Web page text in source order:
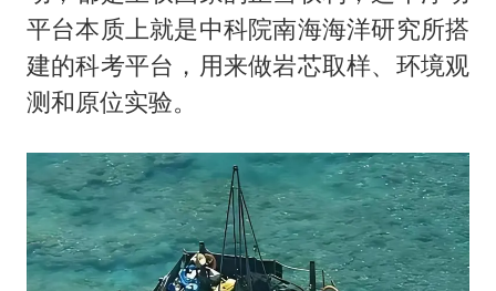
平台本质上就是中科院南海海洋研究所搭
建的科考平台，用来做岩芯取样、环境观
测和原位实验。